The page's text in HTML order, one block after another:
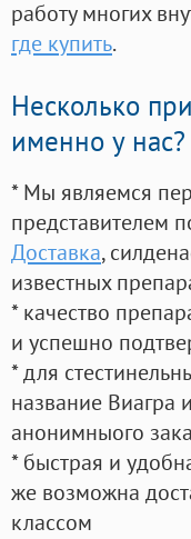
работу многих
где купить.
Несколько
именно у нас?
* Мы являемся
представителем
Доставка,
известных
* качество
и успешно
* для
название Виагра
анонимныого
* быстрая и
же возможна
классом